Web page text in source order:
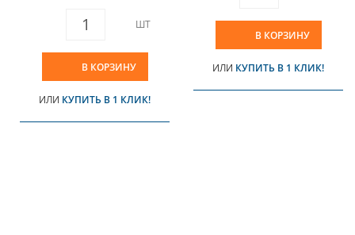
ШТ
В КОРЗИНУ
ИЛИ КУПИТЬ В 1 КЛИК!
В КОРЗИНУ
ИЛИ КУПИТЬ В 1 КЛИК!